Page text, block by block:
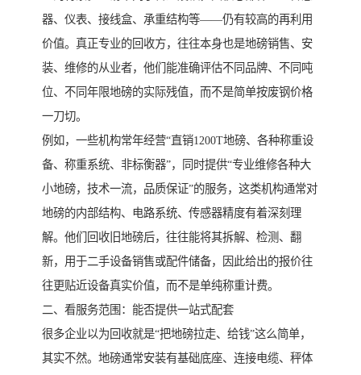
器、仪表、接线盒、承重结构等——仍有较高的再利用
价值。真正专业的回收方，往往本身也是地磅销售、安
装、维修的从业者，他们能准确评估不同品牌、不同吨
位、不同年限地磅的实际残值，而不是简单按废钢价格
一刀切。
例如，一些机构常年经营“直销1200T地磅、各种称重设
备、称重系统、非标衡器”，同时提供“专业维修各种大
小地磅，技术一流，品质保证”的服务，这类机构通常对
地磅的内部结构、电路系统、传感器精度有着深刻理
解。他们回收旧地磅后，往往能将其拆解、检测、翻
新，用于二手设备销售或配件储备，因此给出的报价往
往更贴近设备真实价值，而不是单纯称重计费。
二、看服务范围：能否提供一站式配套
很多企业以为回收就是“把地磅拉走、给钱”这么简单，
其实不然。地磅通常安装有基础底座、连接电缆、秤体